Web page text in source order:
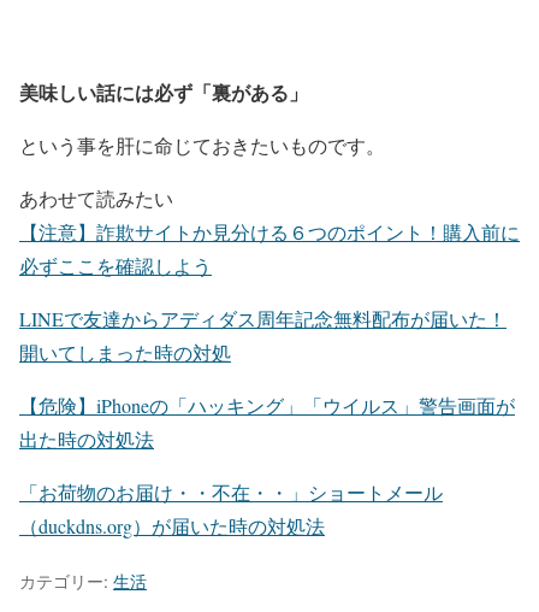
美味しい話には必ず「裏がある」
という事を肝に命じておきたいものです。
あわせて読みたい
【注意】詐欺サイトか見分ける６つのポイント！購入前に
必ずここを確認しよう
LINEで友達からアディダス周年記念無料配布が届いた！
開いてしまった時の対処
【危険】iPhoneの「ハッキング」「ウイルス」警告画面が
出た時の対処法
「お荷物のお届け・・不在・・」ショートメール
（duckdns.org）が届いた時の対処法
カテゴリー: 生活